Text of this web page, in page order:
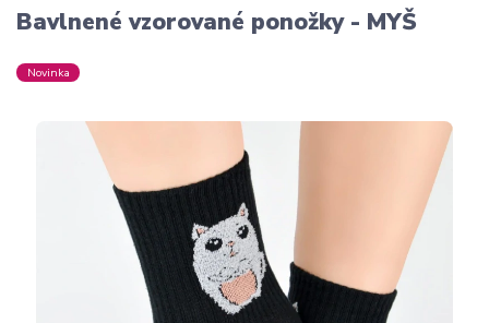
Bavlnené vzorované ponožky - MYŠ
Novinka